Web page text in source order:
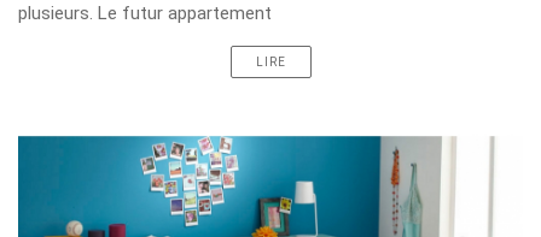
plusieurs. Le futur appartement
LIRE